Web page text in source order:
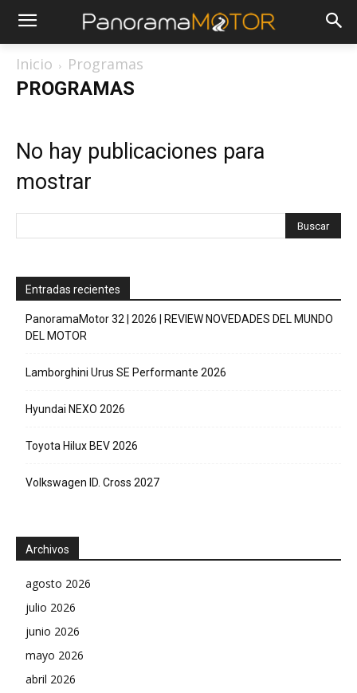
Inicio Programas
PROGRAMAS
No hay publicaciones para
mostrar
Entradas recientes
PanoramaMotor 32 | 2026 | REVIEW NOVEDADES DEL MUNDO
DEL MOTOR
Lamborghini Urus SE Performante 2026
Hyundai NEXO 2026
Toyota Hilux BEV 2026
Volkswagen ID. Cross 2027
Archivos
agosto 2026
julio 2026
junio 2026
mayo 2026
abril 2026